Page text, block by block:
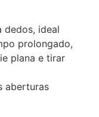
dedos, ideal
prolongado,
plana e tirar
aberturas